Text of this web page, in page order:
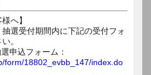
へ】
選受付期間内に下記の受付フォ
。
申込フォーム：
form/18802_evbb_147/index.do